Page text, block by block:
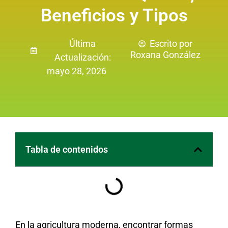
Beneficios y Tipos
Última
Actualización:
mayo 28, 2026
Escrito por
Roxana González
Tabla de contenidos
En la agricultura moderna, encontrar formas